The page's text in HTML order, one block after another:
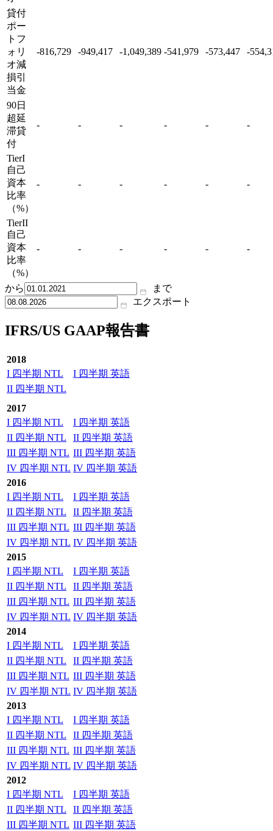
貸付
ポー
トフ
ォリ
オ減
損引
当金
-816,729 -949,417 -1,049,389 -541,979 -573,447 -
90日
超延
滞貸
付
- - - - - -
TierI
自己
資本
比率
（%）
- - - - - -
TierII
自己
資本
比率
（%）
- - - - - -
から
まで
エクスポート
IFRS/US GAAP報告書
2018
I 四半期 NTL
I 四半期 英語
II 四半期 NTL
2017
I 四半期 NTL
I 四半期 英語
II 四半期 NTL
II 四半期 英語
III 四半期 NTL III 四半期 英語
IV 四半期 NTL IV 四半期 英語
2016
I 四半期 NTL
I 四半期 英語
II 四半期 NTL
II 四半期 英語
III 四半期 NTL III 四半期 英語
IV 四半期 NTL IV 四半期 英語
2015
I 四半期 NTL
I 四半期 英語
II 四半期 NTL
II 四半期 英語
III 四半期 NTL III 四半期 英語
IV 四半期 NTL IV 四半期 英語
2014
I 四半期 NTL
I 四半期 英語
II 四半期 NTL
II 四半期 英語
III 四半期 NTL III 四半期 英語
IV 四半期 NTL IV 四半期 英語
2013
I 四半期 NTL
I 四半期 英語
II 四半期 NTL
II 四半期 英語
III 四半期 NTL III 四半期 英語
IV 四半期 NTL IV 四半期 英語
2012
I 四半期 NTL
I 四半期 英語
II 四半期 NTL
II 四半期 英語
III 四半期 NTL III 四半期 英語